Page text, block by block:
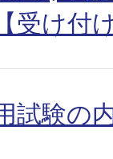
受け付
試験の